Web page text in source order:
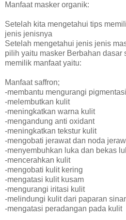
Manfaat masker organik:
Setelah kita mengetahui tips
jenis jenisnya
Setelah mengetahui jenis jenis
pilih yaitu masker Berbahan dasar
memilik manfaat yaitu:
Manfaat saffron;
-membantu mengurangi pigmentasi
-melembutkan kulit
-meningkatkan warna kulit
-mengandung anti oxidant
-meningkatkan tekstur kulit
-mengobati jerawat dan noda
-menyembuhkan luka dan bekas
-mencerahkan kulit
-mengobati kulit kering
-mengatasi kulit kusam
-mengurangi iritasi kulit
-melindungi kulit dari paparan
-mengatasi peradangan pada kulit